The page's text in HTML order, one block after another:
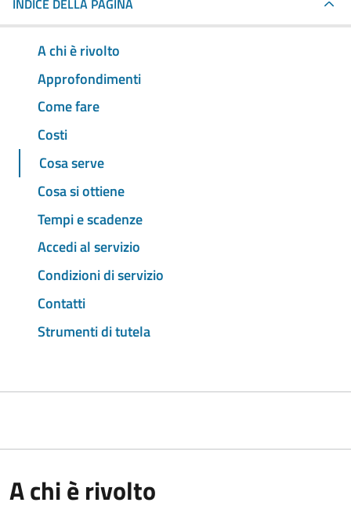
INDICE DELLA PAGINA
A chi è rivolto
Approfondimenti
Come fare
Costi
Cosa serve
Cosa si ottiene
Tempi e scadenze
Accedi al servizio
Condizioni di servizio
Contatti
Strumenti di tutela
A chi è rivolto